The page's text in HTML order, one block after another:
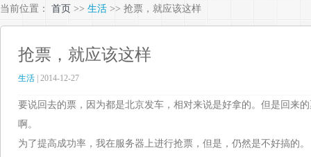
当前位置： 首页 >> 生活 >> 抢票，就应该这样
抢票，就应该这样
生活 | 2014-12-27
要说回去的票，因为都是北京发车，相对来说是好拿的。但是回来
啊。
为了提高成功率，我在服务器上进行抢票，但是，仍然是不好搞的。